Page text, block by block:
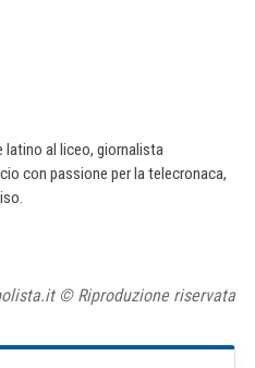
latino al liceo, giornalista
con passione per la telecronaca,
© Riproduzione riservata